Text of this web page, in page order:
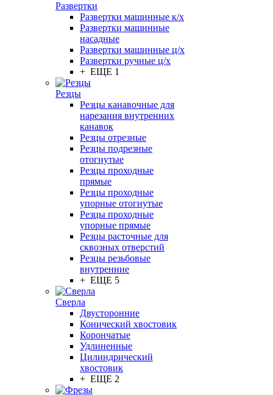
Развертки
Развертки машинные к/х
Развертки машинные
насадные
Развертки машинные ц/х
Развертки ручные ц/х
+ ЕЩЕ 1
Резцы
Резцы канавочные для
нарезания внутренних
канавок
Резцы отрезные
Резцы подрезные
отогнутые
Резцы проходные
прямые
Резцы проходные
упорные отогнутые
Резцы проходные
упорные прямые
Резцы расточные для
сквозных отверстий
Резцы резьбовые
внутренние
+ ЕЩЕ 5
Сверла
Двусторонние
Конический хвостовик
Корончатые
Удлиненные
Цилиндрический
хвостовик
+ ЕЩЕ 2